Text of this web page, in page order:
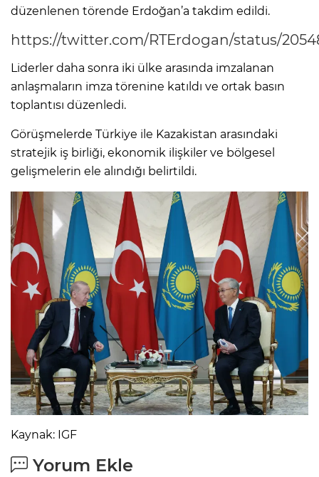
düzenlenen törende Erdoğan’a takdim edildi.
https://twitter.com/RTErdogan/status/
Liderler daha sonra iki ülke arasında imzalanan
anlaşmaların imza törenine katıldı ve ortak basın
toplantısı düzenledi.
Görüşmelerde Türkiye ile Kazakistan arasındaki
stratejik iş birliği, ekonomik ilişkiler ve bölgesel
gelişmelerin ele alındığı belirtildi.
Kaynak: IGF
Yorum Ekle